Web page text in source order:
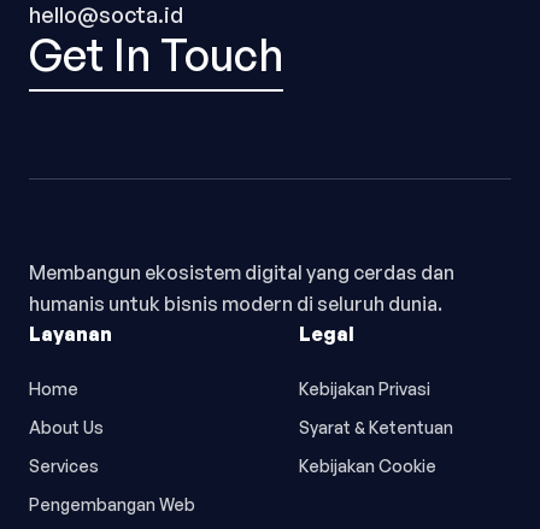
hello@socta.id
Get In Touch
Membangun ekosistem digital yang cerdas dan
humanis untuk bisnis modern di seluruh dunia.
Layanan
Home
About Us
Services
Pengembangan Web
Legal
Kebijakan Privasi
Syarat & Ketentuan
Kebijakan Cookie